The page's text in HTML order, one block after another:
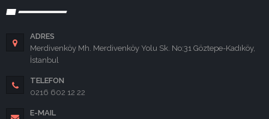
ADRES
Merdivenköy Mh. Merdivenköy Yolu Sk. No:31 Göztepe-Kadıköy,
İstanbul
TELEFON
0216 602 12 22
E-MAIL